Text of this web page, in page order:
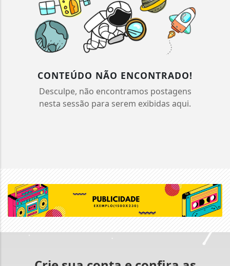
CONTEÚDO NÃO ENCONTRADO!
Desculpe, não encontramos postagens
nesta sessão para serem exibidas aqui.